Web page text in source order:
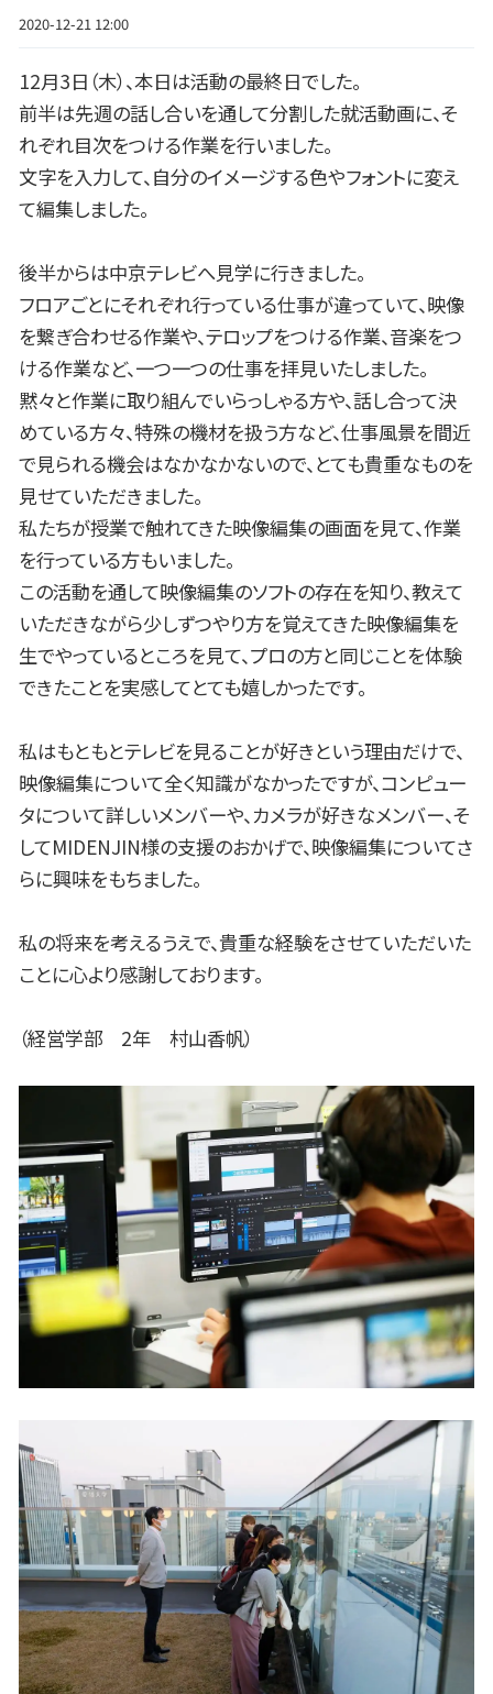
2020-12-21 12:00
12月3日（木）、本日は活動の最終日でした。
前半は先週の話し合いを通して分割した就活動画に、そ
れぞれ目次をつける作業を行いました。
文字を入力して、自分のイメージする色やフォントに変え
て編集しました。
後半からは中京テレビへ見学に行きました。
フロアごとにそれぞれ行っている仕事が違っていて、映像
を繋ぎ合わせる作業や、テロップをつける作業、音楽をつ
ける作業など、一つ一つの仕事を拝見いたしました。
黙々と作業に取り組んでいらっしゃる方や、話し合って決
めている方々、特殊の機材を扱う方など、仕事風景を間近
で見られる機会はなかなかないので、とても貴重なものを
見せていただきました。
私たちが授業で触れてきた映像編集の画面を見て、作業
を行っている方もいました。
この活動を通して映像編集のソフトの存在を知り、教えて
いただきながら少しずつやり方を覚えてきた映像編集を
生でやっているところを見て、プロの方と同じことを体験
できたことを実感してとても嬉しかったです。
私はもともとテレビを見ることが好きという理由だけで、
映像編集について全く知識がなかったですが、コンピュー
タについて詳しいメンバーや、カメラが好きなメンバー、そ
してMIDENJIN様の支援のおかげで、映像編集についてさ
らに興味をもちました。
私の将来を考えるうえで、貴重な経験をさせていただいた
ことに心より感謝しております。
（経営学部 2年 村山香帆）